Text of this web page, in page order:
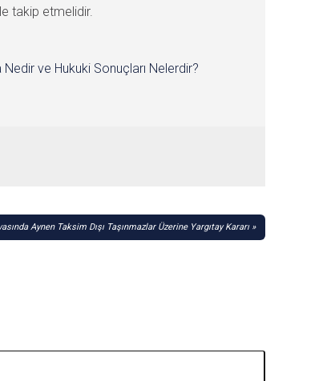
takip etmelidir.
ve Hukuki Sonuçları Nelerdir?
Aynen Taksim Dışı Taşınmazlar Üzerine Yargıtay Kararı